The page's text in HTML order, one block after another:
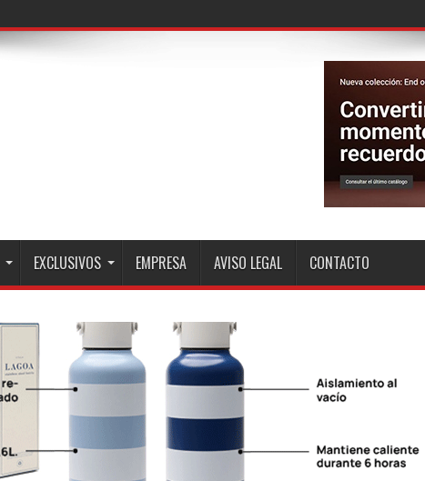
EXCLUSIVOS EMPRESA AVISO LEGAL CONTACTO